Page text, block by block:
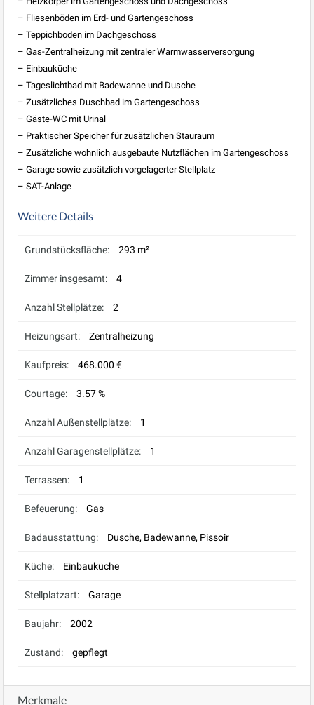
– Fliesenböden im Erd- und Gartengeschoss
– Teppichboden im Dachgeschoss
– Gas-Zentralheizung mit zentraler Warmwasserversorgung
– Einbauküche
– Tageslichtbad mit Badewanne und Dusche
– Zusätzliches Duschbad im Gartengeschoss
– Gäste-WC mit Urinal
– Praktischer Speicher für zusätzlichen Stauraum
– Zusätzliche wohnlich ausgebaute Nutzflächen im Gartengeschoss
– Garage sowie zusätzlich vorgelagerter Stellplatz
– SAT-Anlage
Weitere Details
Grundstücksfläche: 293 m²
Zimmer insgesamt: 4
Anzahl Stellplätze: 2
Heizungsart: Zentralheizung
Kaufpreis: 468.000 €
Courtage: 3.57 %
Anzahl Außenstellplätze: 1
Anzahl Garagenstellplätze: 1
Terrassen: 1
Befeuerung: Gas
Badausstattung: Dusche, Badewanne, Pissoir
Küche: Einbauküche
Stellplatzart: Garage
Baujahr: 2002
Zustand: gepflegt
Merkmale